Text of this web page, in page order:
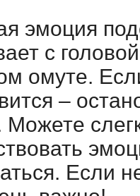
эмоция
с
омуте.
–
Можете
Если